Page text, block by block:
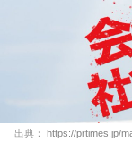
出典： https://prtimes.jp/